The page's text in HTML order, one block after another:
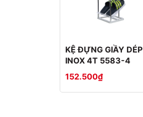
KỆ ĐỰNG GIẦY DÉP
INOX 4T 5583-4
152.500₫